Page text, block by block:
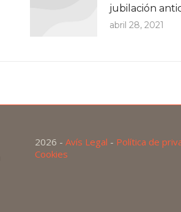
jubilación
abril 28, 2021
2026 -Avís Legal - Política de
Cookies